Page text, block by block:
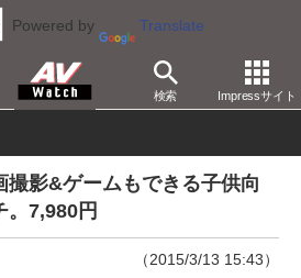
Powered by Translate
検索 Impressサイト
クセサリ
撮影&ゲームもできる子供向
。7,980円
（2015/3/13 15:43）